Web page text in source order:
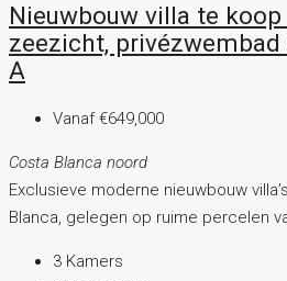
Nieuwbouw villa te
zeezicht, privézwembad
A
Vanaf€649,000
Costa Blanca noord
Exclusieve moderne nieuwbouw
Blanca, gelegen op ruime percelen
3 Kamers